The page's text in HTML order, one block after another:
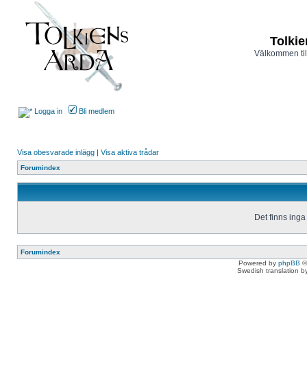
Välkommen
Logga in Bli medlem
Visa obesvarade inlägg | Visa aktiva trådar
Forumindex
Det finns
Forumindex
Powered by phpBB
Swedish translation